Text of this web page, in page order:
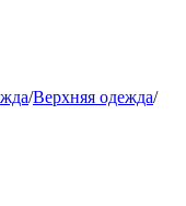
/Верхняя одежда/